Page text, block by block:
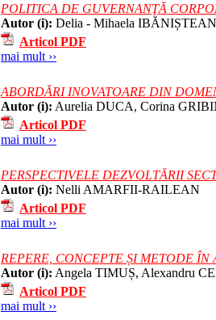
POLITICA DE GUVERNANŢĂ
Autor (i): Delia - Mihaela
Articol PDF
mai mult ››
ABORDĂRI INOVATOARE DIN
Autor (i): Aurelia DUCA, Corina
Articol PDF
mai mult ››
PERSPECTIVELE DEZVOLTĂRII
Autor (i): Nelli AMARFII-RAILEAN
Articol PDF
mai mult ››
REPERE, CONCEPTE ȘI METODE
Autor (i): Angela TIMUȘ, Alexandru
Articol PDF
mai mult ››